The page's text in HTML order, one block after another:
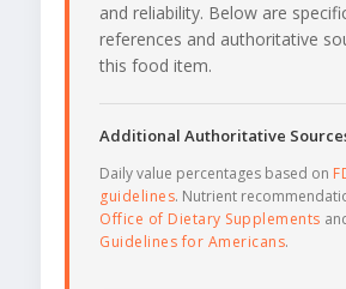
and reliability. Below are
references and authoritative
this food item.
Additional Authoritative
Daily value percentages based on
guidelines. Nutrient
Office of Dietary Supplements
Guidelines for Americans.